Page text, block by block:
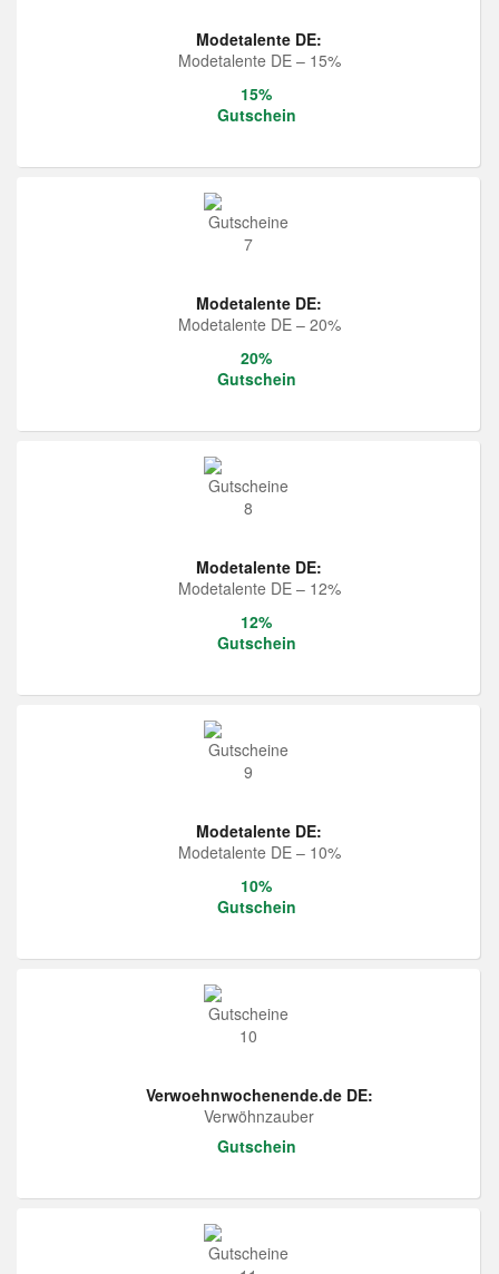
Modetalente DE:
Modetalente DE – 15%
15%
Gutschein
Modetalente DE:
Modetalente DE – 20%
20%
Gutschein
Modetalente DE:
Modetalente DE – 12%
12%
Gutschein
Modetalente DE:
Modetalente DE – 10%
10%
Gutschein
Verwoehnwochenende.de DE:
Verwöhnzauber
Gutschein